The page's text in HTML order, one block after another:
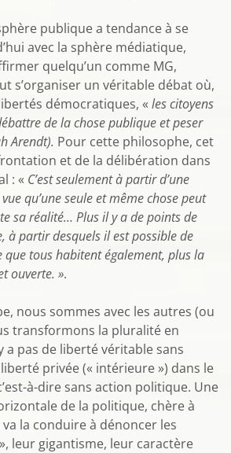
publique a tendance à se
avec la sphère médiatique,
quelqu’un comme MG,
s’organiser un véritable débat où,
démocratiques, « les citoyens
de la chose publique et peser
Arendt). Pour cette philosophe, cet
et de la délibération dans
: « C’est seulement à partir d’une
qu’une seule et même chose peut
sa réalité… Plus il y a de points de
à partir desquels il est possible de
que tous habitent également, plus la
ouverte. ».
nous sommes avec les autres (ou
transformons la pluralité en
a pas de liberté véritable sans
privée (« intérieure ») dans le
à-dire sans action politique. Une
de la politique, chère à
va la conduire à dénoncer les
leur gigantisme, leur caractère